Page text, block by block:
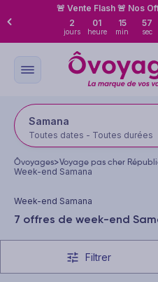
🚨 Vente Flash 🚨 Nos
2
jours
01
heure
15
min
56
sec
Samana
Toutes dates - Toutes durées
Ôvoyages>Voyage pas cher
Week-end Samana
Week-end Samana
7 offres de week-end
Filtrer